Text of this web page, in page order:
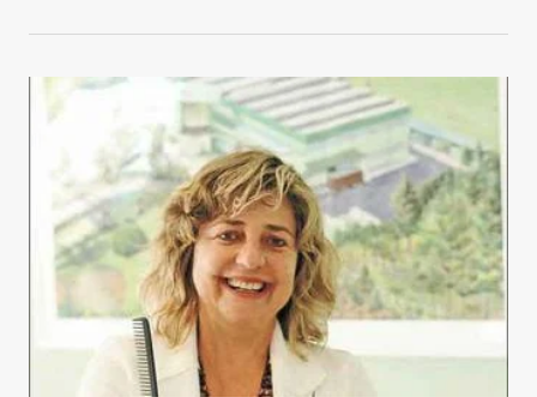
Precisaremos escolher que vida queremos retomar,
com que palavras continuaremos a história, se
nossos braços serão capazes de envolver os
homens e o planeta num único abraço, se afinal
reaprendemos a respirar.